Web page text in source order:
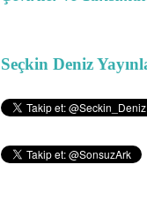
Seçkin Deniz